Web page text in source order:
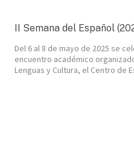
II Semana del Español
Del 6 al 8 de mayo de 2025 se
encuentro académico
Lenguas y Cultura, el Centro de